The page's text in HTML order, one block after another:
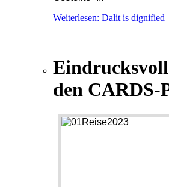
Weiterlesen: Dalit is dignified
den CARDS-